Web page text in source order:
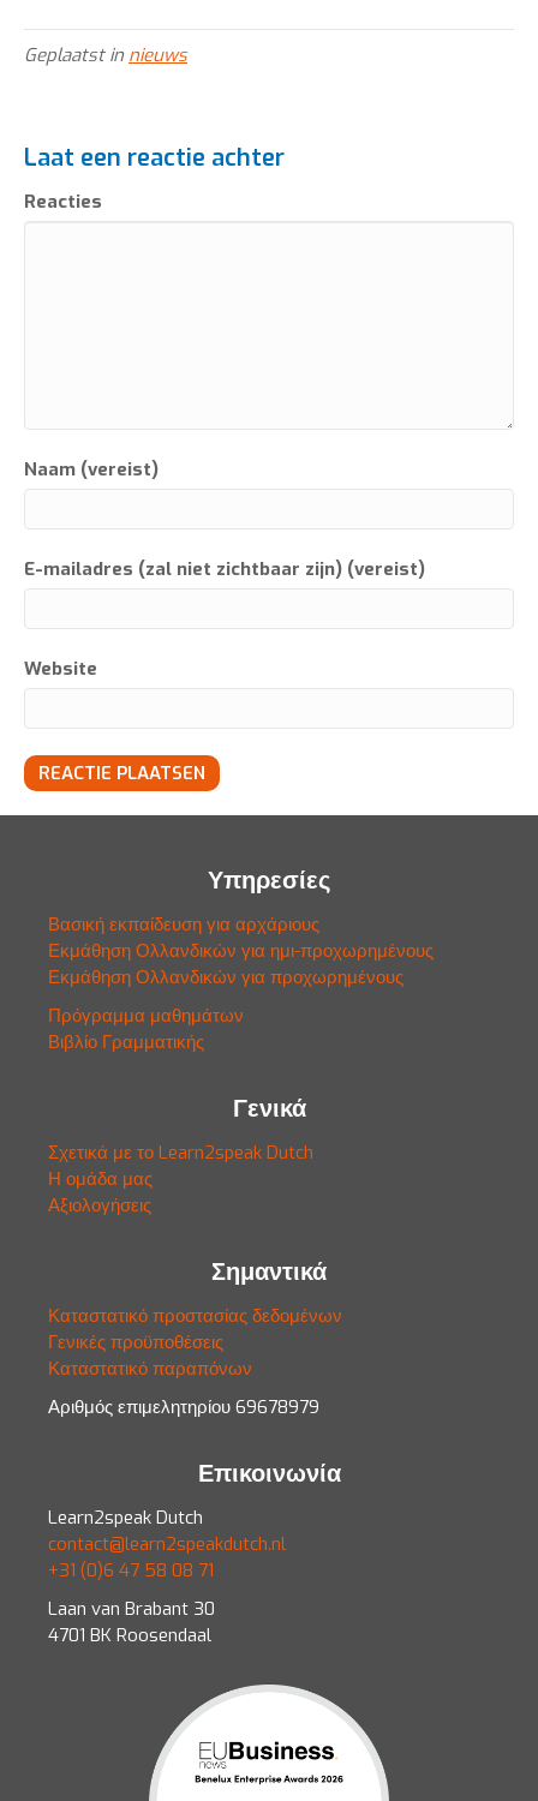
Geplaatst in nieuws
Laat een reactie achter
Reacties
Naam (vereist)
E-mailadres (zal niet zichtbaar zijn) (vereist)
Website
Υπηρεσίες
Βασική εκπαίδευση για αρχάριους
Εκμάθηση Ολλανδικών για ημι-προχωρημένους
Εκμάθηση Ολλανδικών για προχωρημένους
Πρόγραμμα μαθημάτων
Βιβλίο Γραμματικής
Γενικά
Σχετικά με το Learn2speak Dutch
Η ομάδα μας
Αξιολογήσεις
Σημαντικά
Καταστατικό προστασίας δεδομένων
Γενικές προϋποθέσεις
Καταστατικό παραπόνων
Αριθμός επιμελητηρίου 69678979
Επικοινωνία
Learn2speak Dutch
contact@learn2speakdutch.nl
+31 (0)6 47 58 08 71
Laan van Brabant 30
4701 BK Roosendaal